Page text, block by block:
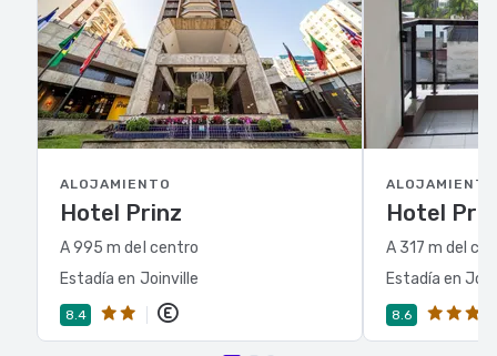
ALOJAMIENTO
Hotel Prinz
A 995 m del centro
Estadía en Joinville
8.4
ALOJAMIENTO
Hotel
A 317 m del
Estadía en
8.6